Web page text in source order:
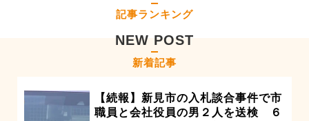
記事ランキング
NEW POST
新着記事
【続報】新見市の入札談合事件で市
職員と会社役員の男２人を送検 ６